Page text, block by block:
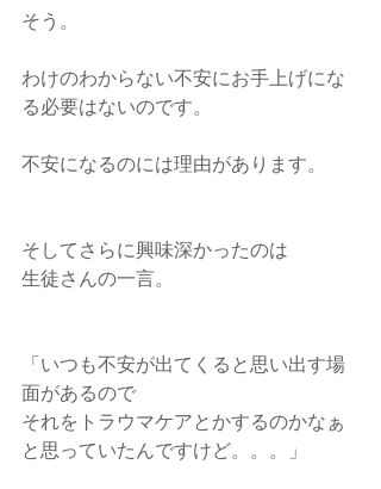
そう。
わけのわからない不安にお手上げにな
る必要はないのです。
不安になるのには理由があります。
そしてさらに興味深かったのは
生徒さんの一言。
「いつも不安が出てくると思い出す場
面があるので
それをトラウマケアとかするのかなぁ
と思っていたんですけど。。。」